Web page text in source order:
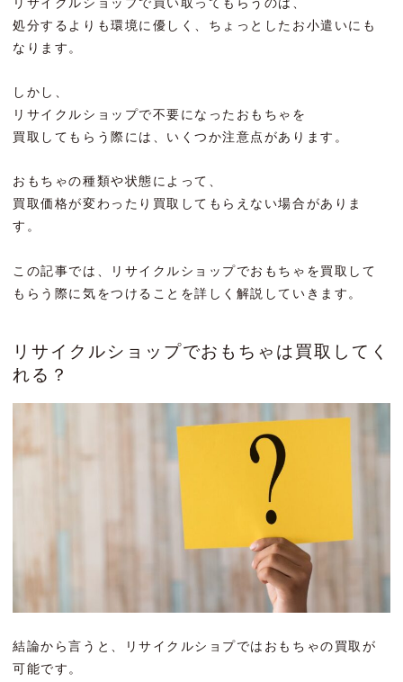
処分するよりも環境に優しく、ちょっとしたお小遣いにも
なります。
しかし、
リサイクルショップで不要になったおもちゃを
買取してもらう際には、いくつか注意点があります。
おもちゃの種類や状態によって、
買取価格が変わったり買取してもらえない場合がありま
す。
この記事では、リサイクルショップでおもちゃを買取して
もらう際に気をつけることを詳しく解説していきます。
リサイクルショップでおもちゃは買取してく
れる？
結論から言うと、リサイクルショプではおもちゃの買取が
可能です。